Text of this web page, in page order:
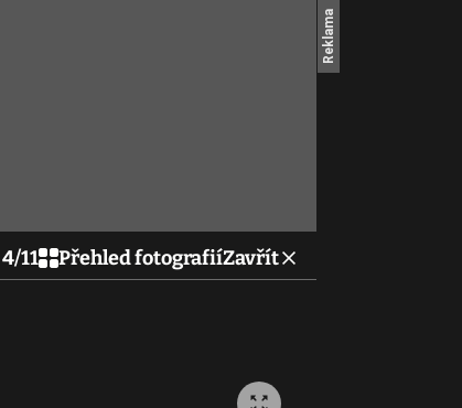
4/11 Přehled fotografiíZavřít